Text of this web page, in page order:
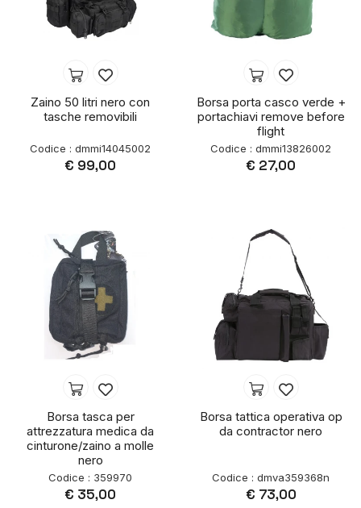
Zaino 50 litri nero con
tasche removibili
Codice : dmmi14045002
€ 99,00
Borsa porta casco verde +
portachiavi remove before
flight
Codice : dmmi13826002
€ 27,00
Borsa tasca per
attrezzatura medica da
cinturone/zaino a molle
nero
Codice : 359970
€ 35,00
Borsa tattica operativa op
da contractor nero
Codice : dmva359368n
€ 73,00